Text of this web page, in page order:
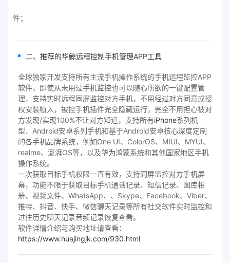
件；
二、推荐的华鲸远程控制手机管理APP工具
全球独家开发支持所有主流手机操作系统的手机远程监控APP
软件，即使从未用过手机监控也可以随心所欲的一键配置管
理，支持实时远程同屏监控对方手机，不用经过对方同意或授
权安装植入，被控手机插件完全隐藏运行，完全不用担心被对
方发现/实现100%不让对方知道，支持所有iPhone系列机
型、Android安卓系列手机和基于Android安卓核心深度定制
的各手机品牌系统，例如One UI、ColorOS、MIUI、MYUI、
realme、澎湃OS等，以及华为鸿蒙系统和其他国家地区手机
操作系统。
一次获取目标手机权限一直有效，支持同屏监控对方手机屏
幕，功能不限于获取目标手机通话记录、短信记录、图库相
册、视频文件、WhatsApp、、Skype、Facebook、Viber、
推特、抖音、快手、微信聊天记录等所有社交软件实时监控和
过往历史聊天记录音频记录恢复查看。
软件详情介绍与购买地址请查看：
https://www.huajingjk.com/930.html